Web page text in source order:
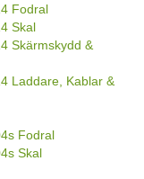
Fodral
Skal
Skärmskydd &
Laddare, Kablar &
Fodral
Skal